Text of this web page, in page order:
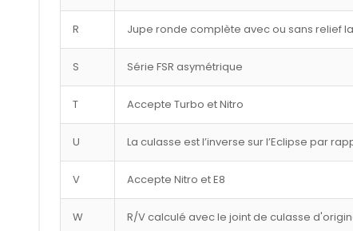
R Jupe ronde complète avec ou sans relief
S Série FSR asymétrique
T Accepte Turbo et Nitro
U La culasse est l’inverse sur l’Eclipse par
V Accepte Nitro et E8
W R/V calculé avec le joint de culasse